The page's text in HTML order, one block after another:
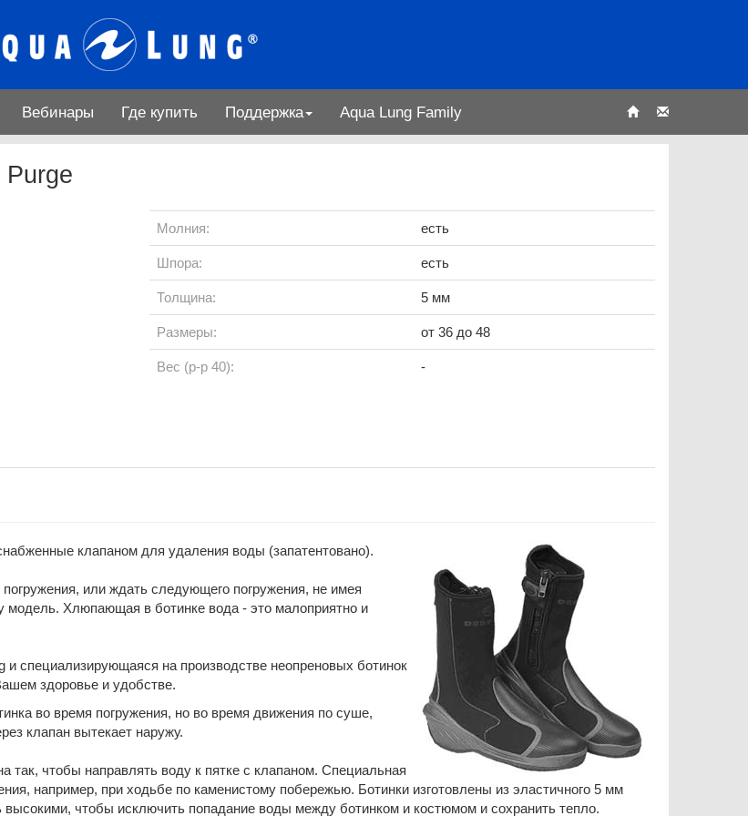
Вебинары Где купить Поддержка Aqua Lung Family
Молния: есть
Шпора: есть
Толщина: 5 мм
Размеры: от 36 до 48
Вес (р-р 40): -
клапаном для удаления воды (запатентовано).
или ждать следующего погружения, не имея
модель. Хлюпающая в ботинке вода - это малоприятно и
специализирующаяся на производстве неопреновых ботинок
здоровье и удобстве.
во время погружения, но во время движения по суше,
клапан вытекает наружу.
так, чтобы направлять воду к пятке с клапаном. Специальная
например, при ходьбе по каменистому побережью. Ботинки изготовлены из эластичного 5 мм
чтобы исключить попадание воды между ботинком и костюмом и сохранить тепло.